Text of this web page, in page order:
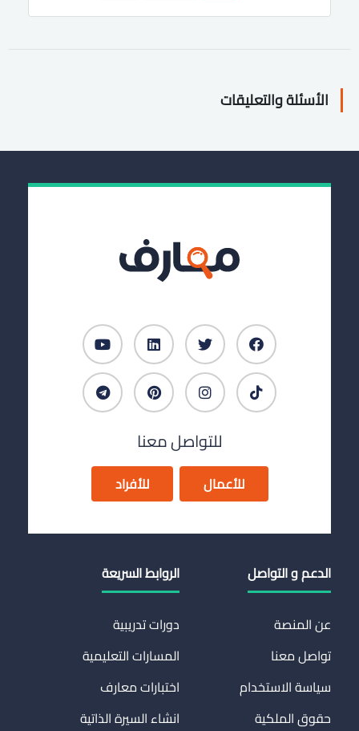
الأسئلة والتعليقات
للتواصل معنا
للأعمال للأفراد
الدعم و التواصل
عن المنصة
تواصل معنا
سياسة الاستخدام
حقوق الملكية
الروابط السريعة
دورات تدريبية
المسارات التعليمية
اختبارات معارف
انشاء السيرة الذاتية